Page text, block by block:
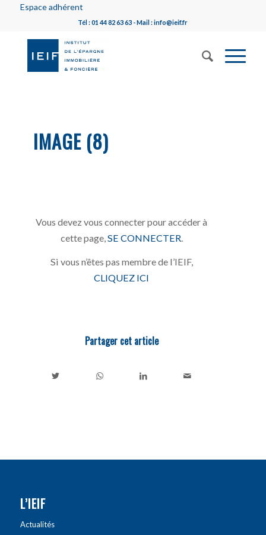
Espace adhérent
Tél : 01 44 82 63 63 - Mail : info@ieif.fr
IMAGE (8)
Vous devez vous connecter pour accéder à
cette page, SE CONNECTER
Si vous n’êtes pas membre de l’IEIF,
CLIQUEZ ICI
Partager cet article
L’IEIF
Actualités